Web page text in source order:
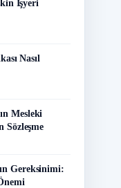
İşyeri
Nasıl
Mesleki
Sözleşme
Gereksinimi: